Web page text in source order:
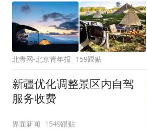
北青网-北京青年报 159跟贴
新疆优化调整景区内自驾
服务收费
界面新闻 1549跟贴